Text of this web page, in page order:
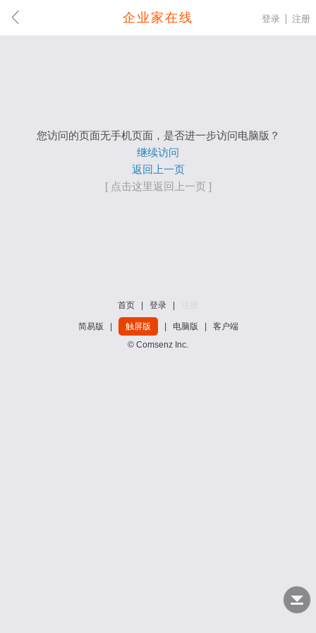
企业家在线 登录 注册
您访问的页面无手机页面，是否进一步访问电脑版？
继续访问
返回上一页
[ 点击这里返回上一页 ]
首页 登录
简易版 触屏版 电脑版
客户端
© Comsenz Inc.